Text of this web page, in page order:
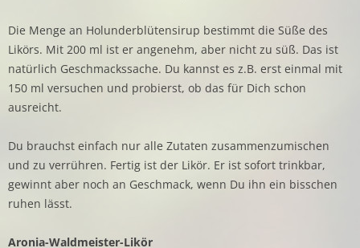
Die Menge an Holunderblütensirup bestimmt die Süße des
Likörs. Mit 200 ml ist er angenehm, aber nicht zu süß. Das ist
natürlich Geschmackssache. Du kannst es z.B. erst einmal mit
150 ml versuchen und probierst, ob das für Dich schon
ausreicht.
Du brauchst einfach nur alle Zutaten zusammenzumischen
und zu verrühren. Fertig ist der Likör. Er ist sofort trinkbar,
gewinnt aber noch an Geschmack, wenn Du ihn ein bisschen
ruhen lässt.
Aronia-Waldmeister-Likör